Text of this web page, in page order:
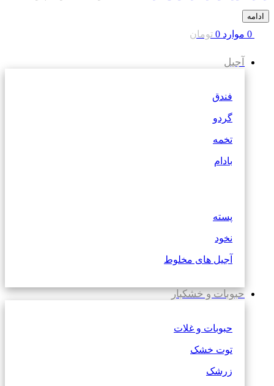
ادامه
0 موارد 0 تومان
آجیل
فندق
گردو
تخمه
بادام
پسته
نخود
آجیل های مخلوط
حبوبات و خشکبار
حبوبات و غلات
توت خشک
زرشک